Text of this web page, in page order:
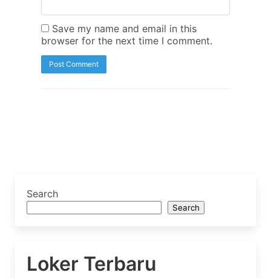
Save my name and email in this
browser for the next time I comment.
Search
Search
Loker Terbaru